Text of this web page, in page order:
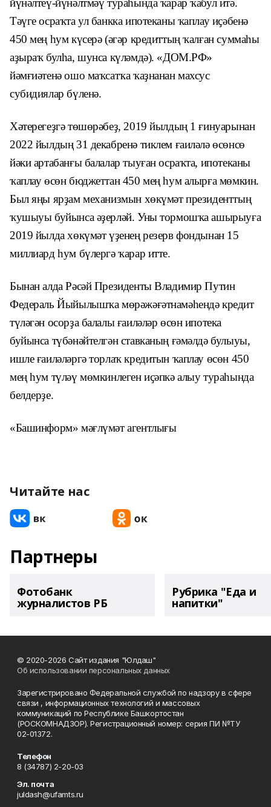
йүнәлтеү-йүнәлтмәү тураһында ҡарар ҡабул итә.
Тәүге осраҡта ул банкка ипотеканы ҡаплау иҫәбенә
450 мең һум күсерә (әгәр кредиттың ҡалған суммаһы
аҙыраҡ булһа, шунса күләмдә). «ДОМ.РФ»
йәмғиәтенә ошо маҡсатҡа ҡаҙнанан махсус
субидиялар бүленә.
Хәтерегеҙгә төшөрәбеҙ, 2019 йылдың 1 ғинуарынан
2022 йылдың 31 декабренә тиклем ғаиләлә өсөнсө
йәки артабанғы балалар тыуған осраҡта, ипотеканы
ҡаплау өсөн бюджеттан 450 мең һум алырға мөмкин.
Был яңы ярҙам механизмын хөкүмәт президенттың
ҡушыуы буйынса әҙерләй. Уны тормошҡа ашырыуға
2019 йылда хөкүмәт үҙенең резерв фондынан 15
миллиард һум бүлергә ҡарар итте.
Бынан алда Рәсәй Президенты Владимир Путин
Федераль Йыйылышҡа мөрәжәғәтнамәһендә кредит
түләгән осорҙа балалы ғаиләләр өсөн ипотека
буйынса түбәнәйтелгән ставканың ғәмәлдә булыуы,
ишле ғаиләләргә торлаҡ кредитын ҡаплау өсөн 450
мең һум түләү мөмкинлеген иҫәпкә алыу тураһында
белдерҙе.
«Башинформ» мәғлүмәт агентлығы
Читайте нас
Партнеры
Фотобанк
журналистов РБ
Рубрика "Еда и
напитки"
© 2020-2026 Сайт издания "Юлдаш"
Об использовании персональных данных
Зарегистрировано Федеральной службой по надзору в сфере
связи , информационных технологий и массовых
коммуникаций по Республике Башкортостан
(РОСКОМНАДЗОР). Регистрационный номер: серия ПИ №ТУ
02-01372.
Телефон
8 (34787) 2-20-03
Эл. почта
juldash@ufamts.ru